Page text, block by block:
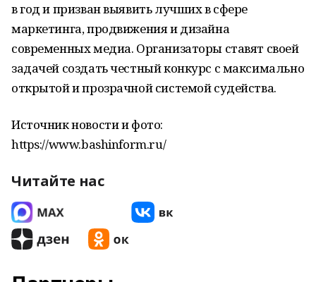
в год и призван выявить лучших в сфере
маркетинга, продвижения и дизайна
современных медиа. Организаторы ставят своей
задачей создать честный конкурс с максимально
открытой и прозрачной системой судейства.
Источник новости и фото:
https://www.bashinform.ru/
Читайте нас